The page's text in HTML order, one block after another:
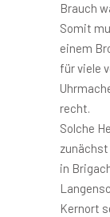
Brauch
Somit
einem
für viele
recht.
Solche
in
Kernort